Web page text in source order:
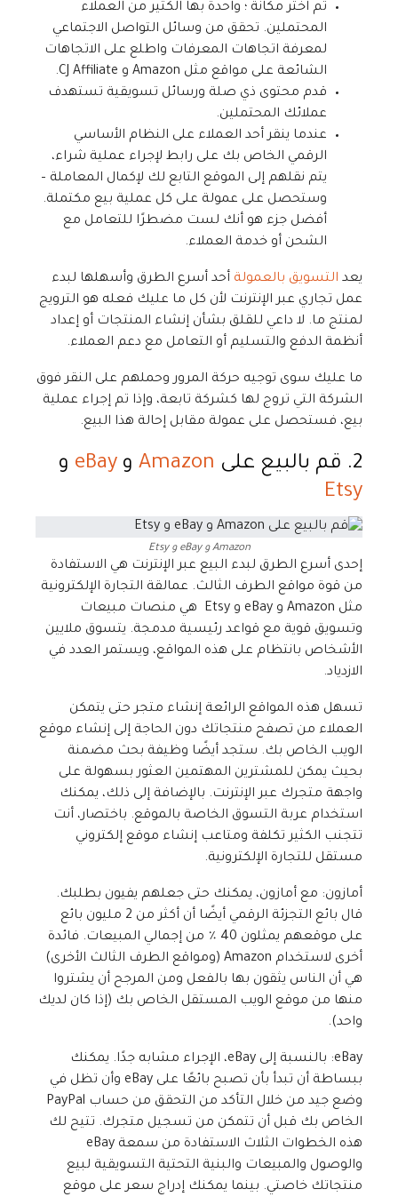
ثم اختر مكانة ؛ واحدة بها الكثير من العملاء
المحتملين. تحقق من وسائل التواصل الاجتماعي
لمعرفة اتجاهات المعرفات واطلع على الاتجاهات
الشائعة على مواقع مثل Amazon و CJ Affiliate.
قدم محتوى ذي صلة ورسائل تسويقية تستهدف
عملائك المحتملين.
عندما ينقر أحد العملاء على النظام الأساسي
الرقمي الخاص بك على رابط لإجراء عملية شراء،
يتم نقلهم إلى الموقع التابع لك لإكمال المعاملة –
وستحصل على عمولة على كل عملية بيع مكتملة.
أفضل جزء هو أنك لست مضطرًا للتعامل مع
الشحن أو خدمة العملاء.
يعد التسويق بالعمولة أحد أسرع الطرق وأسهلها لبدء
عمل تجاري عبر الإنترنت لأن كل ما عليك فعله هو الترويج
لمنتج ما. لا داعي للقلق بشأن إنشاء المنتجات أو إعداد
أنظمة الدفع والتسليم أو التعامل مع دعم العملاء.
ما عليك سوى توجيه حركة المرور وحملهم على النقر فوق
الشركة التي تروج لها كشركة تابعة، وإذا تم إجراء عملية
بيع، فستحصل على عمولة مقابل إحالة هذا البيع.
2. قم بالبيع على Amazon و eBay و
Etsy
Amazon و eBay و Etsy
إحدى أسرع الطرق لبدء البيع عبر الإنترنت هي الاستفادة
من قوة مواقع الطرف الثالث. عمالقة التجارة الإلكترونية
مثل Amazon و eBay و Etsy هي منصات مبيعات
وتسويق قوية مع قواعد رئيسية مدمجة. يتسوق ملايين
الأشخاص بانتظام على هذه المواقع، ويستمر العدد في
الازدياد.
تسهل هذه المواقع الرائعة إنشاء متجر حتى يتمكن
العملاء من تصفح منتجاتك دون الحاجة إلى إنشاء موقع
الويب الخاص بك. ستجد أيضًا وظيفة بحث مضمنة
بحيث يمكن للمشترين المهتمين العثور بسهولة على
واجهة متجرك عبر الإنترنت. بالإضافة إلى ذلك، يمكنك
استخدام عربة التسوق الخاصة بالموقع. باختصار، أنت
تتجنب الكثير تكلفة ومتاعب إنشاء موقع إلكتروني
مستقل للتجارة الإلكترونية.
أمازون: مع أمازون، يمكنك حتى جعلهم يفيون بطلبك.
قال بائع التجزئة الرقمي أيضًا أن أكثر من 2 مليون بائع
على موقعهم يمثلون 40 ٪ من إجمالي المبيعات. فائدة
أخرى لاستخدام Amazon (ومواقع الطرف الثالث الأخرى)
هي أن الناس يثقون بها بالفعل ومن المرجح أن يشتروا
منها من موقع الويب المستقل الخاص بك (إذا كان لديك
واحد).
eBay: بالنسبة إلى eBay، الإجراء مشابه جدًا. يمكنك
ببساطة أن تبدأ بأن تصبح بائعًا على eBay وأن تظل في
وضع جيد من خلال التأكد من التحقق من حساب PayPal
الخاص بك قبل أن تتمكن من تسجيل متجرك. تتيح لك
هذه الخطوات الثلاث الاستفادة من سمعة eBay
والوصول والمبيعات والبنية التحتية التسويقية لبيع
منتجاتك خاصتي. بينما يمكنك إدراج سعر على موقع